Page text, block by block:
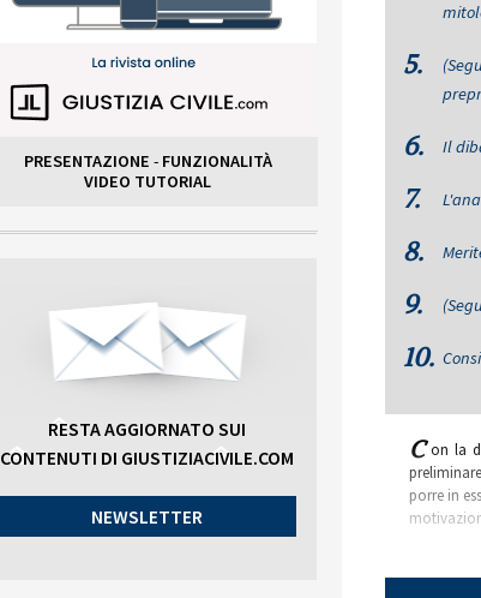
5.
6. Il
7.
8.
9.
10.
C on la
porre in
PRESENTAZIONE - FUNZIONALITÀ
VIDEO TUTORIAL
RESTA AGGIORNATO SUI
CONTENUTI DI GIUSTIZIACIVILE.COM
NEWSLETTER